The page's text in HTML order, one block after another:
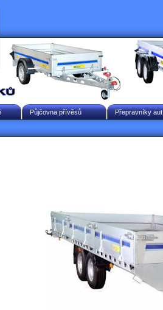
Půjčovna přívěsů Přepravníky aut